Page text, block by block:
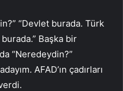
“Devlet burada. Türk
Başka bir
“Neredeydin?”
AFAD’ın çadırları